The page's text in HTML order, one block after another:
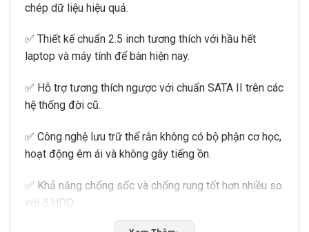
chép dữ liệu hiệu quả.
✅ Thiết kế chuẩn 2.5 inch tương thích với hầu hết
laptop và máy tính để bàn hiện nay.
✅ Hỗ trợ tương thích ngược với chuẩn SATA II trên các
hệ thống đời cũ.
✅ Công nghệ lưu trữ thể rắn không có bộ phận cơ học,
hoạt động êm ái và không gây tiếng ồn.
✅ Khả năng chống sốc và chống rung tốt hơn nhiều so
với ổ HDD.